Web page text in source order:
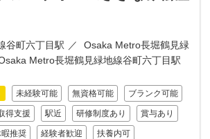
谷町六丁目駅
Osaka Metro長堀鶴見緑
Metro長堀鶴見緑地線谷町六丁目駅
未経験可能 無資格可能 ブランク可能
得支援 駅近 研修制度あり 賞与あり
推奨 経験者歓迎 扶養内可